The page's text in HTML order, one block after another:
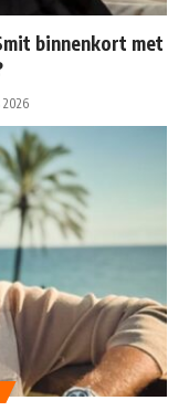
binnenkort met
2026